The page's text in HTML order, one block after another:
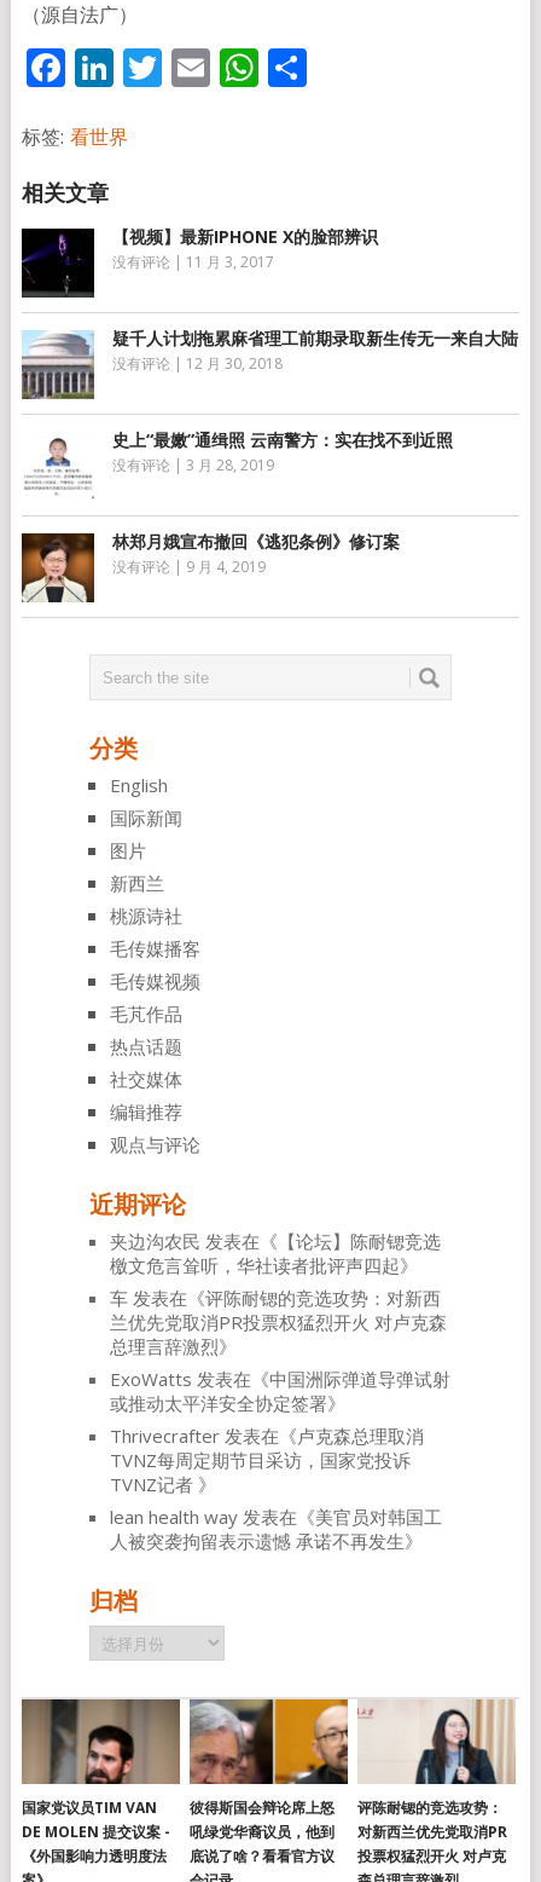
（源自法广）
Facebook
LinkedIn
Twitter
EmailWhatsApp
分
标签: 看世界
【视频】最新IPHONE X的脸部辨识
没有评论 | 11 月 3, 2017
疑千人计划拖累麻省理工前期录取新生传无一来自大陆
没有评论 | 12 月 30, 2018
史上“最嫩”通缉照 云南警方：实在找不到近照
没有评论 | 3 月 28, 2019
林郑月娥宣布撤回《逃犯条例》修订案
没有评论 | 9 月 4, 2019
分类
English
国际新闻
图片
新西兰
桃源诗社
毛传媒播客
毛传媒视频
毛芃作品
热点话题
社交媒体
编辑推荐
观点与评论
近期评论
夹边沟农民 发表在《 【论坛】陈耐锶竞选
檄文危言耸听，华社读者批评声四起》
车发表在《评陈耐锶的竞选攻势：对新西
兰优先党取消PR投票权猛烈开火 对卢克森
总理言辞激烈》
ExoWatts 发表在《中国洲际弹道导弹试射
或推动太平洋安全协定签署》
Thrivecrafter发表在《卢克森总理取消
TVNZ每周定期节目采访，国家党投诉
TVNZ记者 》
lean health way发表在《美官员对韩国工
人被突袭拘留表示遗憾 承诺不再发生》
归档
归
档
国家党议员TIM VAN
DE MOLEN 提交议案 -
《外国影响力透明度法
彼得斯国会辩论席上怒
吼绿党华裔议员，他到
底说了啥？看看官方议
评陈耐锶的竞选攻势：
对新西兰优先党取消PR
投票权猛烈开火 对卢克